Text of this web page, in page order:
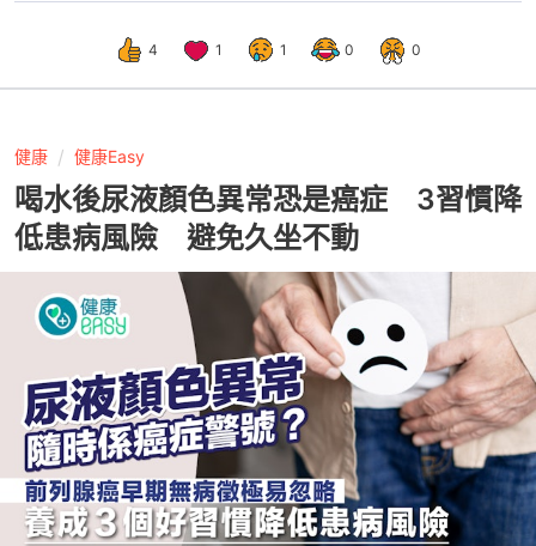
4 1 1 0 0
健康 健康Easy
喝水後尿液顏色異常恐是癌症 3習慣降
低患病風險 避免久坐不動